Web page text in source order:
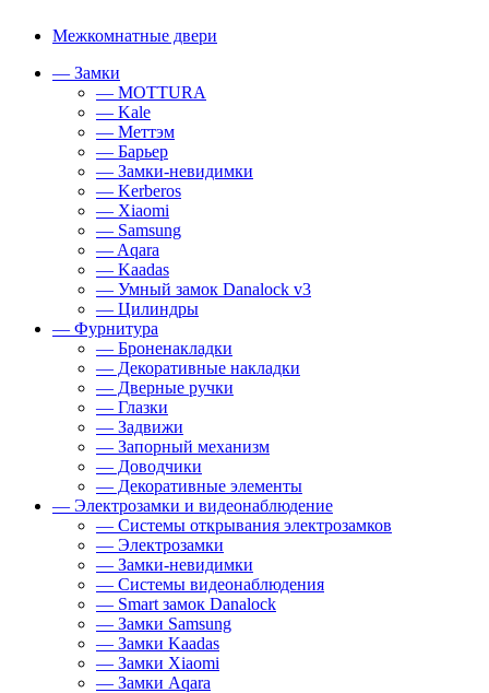
Межкомнатные двери
— Замки
— MOTTURA
— Kale
— Меттэм
— Барьер
— Замки-невидимки
— Kerberos
— Xiaomi
— Samsung
— Aqara
— Kaadas
— Умный замок Danalock v3
— Цилиндры
— Фурнитура
— Броненакладки
— Декоративные накладки
— Дверные ручки
— Глазки
— Задвижи
— Запорный механизм
— Доводчики
— Декоративные элементы
— Электрозамки и видеонаблюдение
— Системы открывания электрозамков
— Электрозамки
— Замки-невидимки
— Системы видеонаблюдения
— Smart замок Danalock
— Замки Samsung
— Замки Kaadas
— Замки Xiaomi
— Замки Aqara